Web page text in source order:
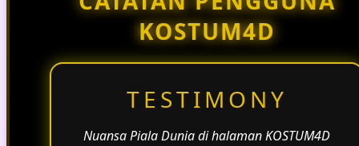
KOSTUM4D
TESTIMONY
Nuansa Piala Dunia di halaman KOSTUM4D